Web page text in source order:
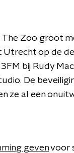
The Zoo groot
Utrecht op de
bij Rudy
De
ze al een
gevenvoor